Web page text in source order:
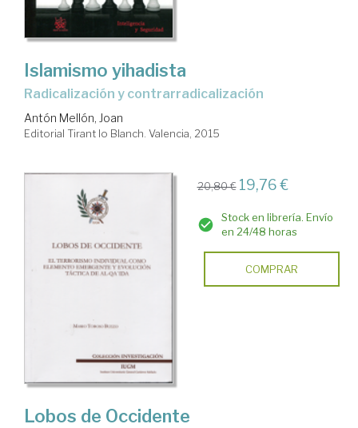
Islamismo yihadista
radicalización y contrarradicalización
Antón Mellón, Joan
Editorial Tirant lo Blanch. Valencia, 2015
20,80 € 19,76 €
Stock en librería. Envío
en 24/48 horas
COMPRAR
Lobos de Occidente